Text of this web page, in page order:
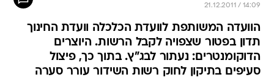
21.12.2011 / 14:09
הוועדה המשותפת לוועדת הכלכלה וועדת החינוך
תדון בפטור שצפויה לקבל הרשות. היוצרים
הדוקומנטרים: נעתור לבג"ץ. בתוך כך, פיצול
סעיפים בתיקון לחוק רשות השידור עורר סערה